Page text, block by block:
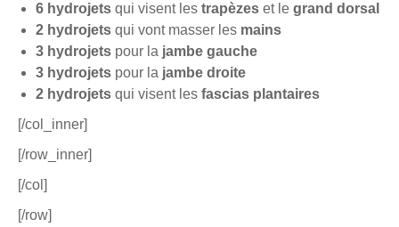
6 hydrojets qui visent les trapèzes et le grand dorsal
2 hydrojets qui vont masser les mains
3 hydrojets pour la jambe gauche
3 hydrojets pour la jambe droite
2 hydrojets qui visent les fascias plantaires
[/col_inner]
[/row_inner]
[/col]
[/row]